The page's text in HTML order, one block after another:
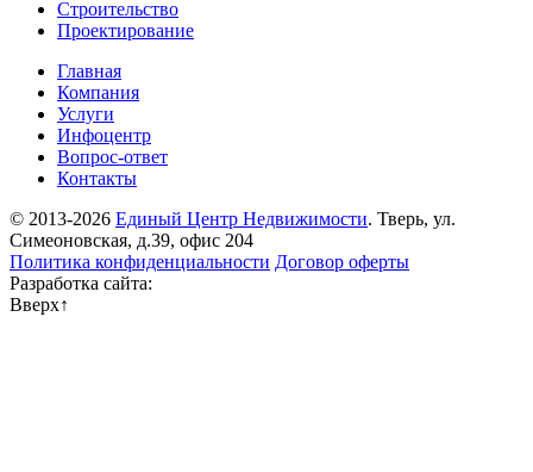
Строительство
Проектирование
Главная
Компания
Услуги
Инфоцентр
Вопрос-ответ
Контакты
© 2013-2026 Единый Центр Недвижимости. Тверь, ул.
Симеоновская, д.39, офис 204
Политика конфиденциальности Договор оферты
Разработка сайта:
Вверх↑